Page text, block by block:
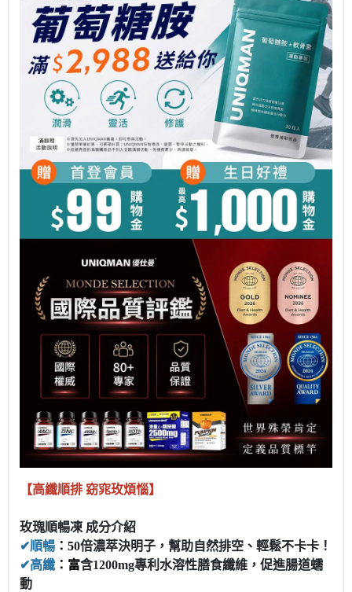
【高纖順排 窈窕玫煩惱】
玫瑰順暢凍 成分介紹
✔順暢 ： 50倍濃萃決明子，幫助自然排空、輕鬆不卡卡！
✔高纖 ： 富含1200mg專利水溶性膳食纖維，促進腸道蠕
動